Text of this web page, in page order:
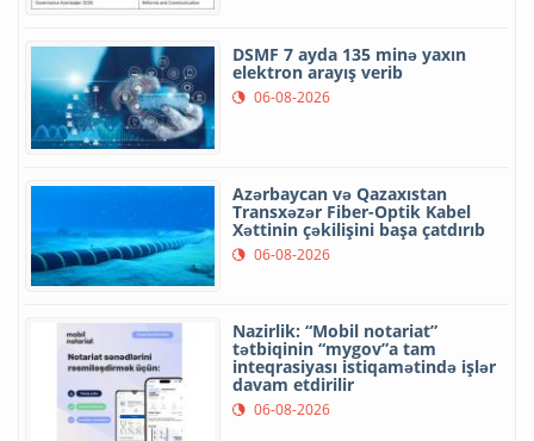
DSMF 7 ayda 135 minə yaxın
elektron arayış verib
06-08-2026
Azərbaycan və Qazaxıstan
Transxəzər Fiber-Optik Kabel
Xəttinin çəkilişini başa çatdırıb
06-08-2026
Nazirlik: “Mobil notariat”
tətbiqinin “mygov”a tam
inteqrasiyası istiqamətində işlər
davam etdirilir
06-08-2026